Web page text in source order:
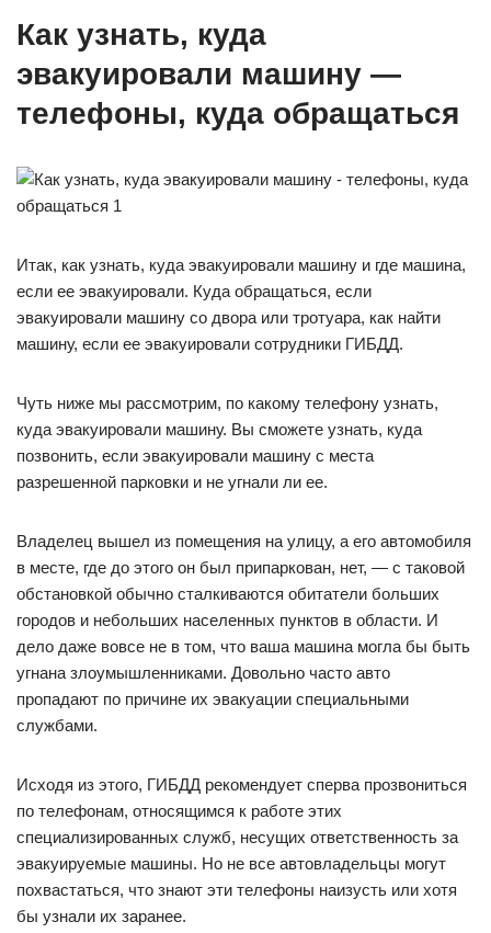
Как узнать, куда
эвакуировали машину —
телефоны, куда обращаться
Итак, как узнать, куда эвакуировали машину и где машина,
если ее эвакуировали. Куда обращаться, если
эвакуировали машину со двора или тротуара, как найти
машину, если ее эвакуировали сотрудники ГИБДД.
Чуть ниже мы рассмотрим, по какому телефону узнать,
куда эвакуировали машину. Вы сможете узнать, куда
позвонить, если эвакуировали машину с места
разрешенной парковки и не угнали ли ее.
Владелец вышел из помещения на улицу, а его автомобиля
в месте, где до этого он был припаркован, нет, — с таковой
обстановкой обычно сталкиваются обитатели больших
городов и небольших населенных пунктов в области. И
дело даже вовсе не в том, что ваша машина могла бы быть
угнана злоумышленниками. Довольно часто авто
пропадают по причине их эвакуации специальными
службами.
Исходя из этого, ГИБДД рекомендует сперва прозвониться
по телефонам, относящимся к работе этих
специализированных служб, несущих ответственность за
эвакуируемые машины. Но не все автовладельцы могут
похвастаться, что знают эти телефоны наизусть или хотя
бы узнали их заранее.